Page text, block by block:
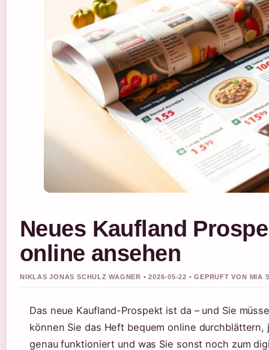
Neues Kaufland
online ansehen
NIKLAS JONAS SCHULZ WAGNER • 2026-05-22 • GEPRUFT VON MIA
Das neue Kaufland-Prospekt ist da – und Sie
können Sie das Heft bequem online
genau funktioniert und was Sie sonst noch zum